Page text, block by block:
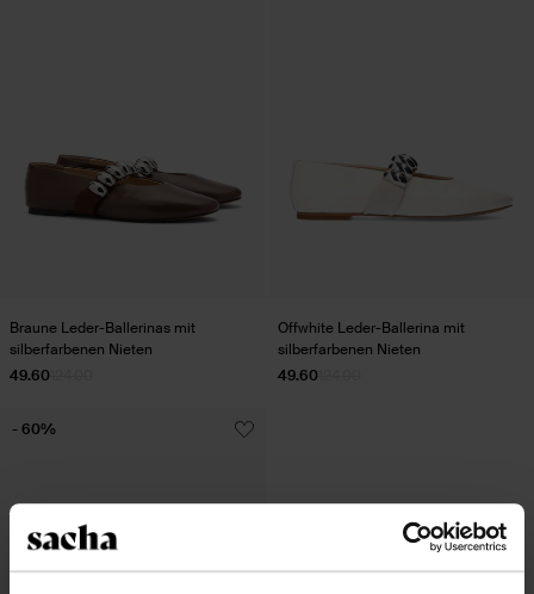
Braune Leder-Ballerinas mit
silberfarbenen Nieten
49.60
Offwhite Leder-Ballerina mit
silberfarbenen Nieten
49.60
- 60%